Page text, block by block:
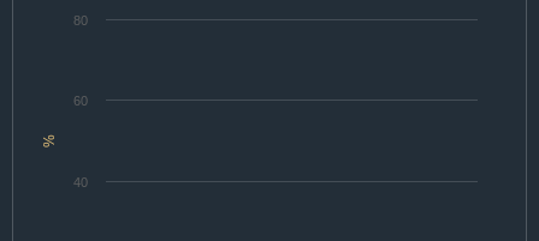
%
40
60
80